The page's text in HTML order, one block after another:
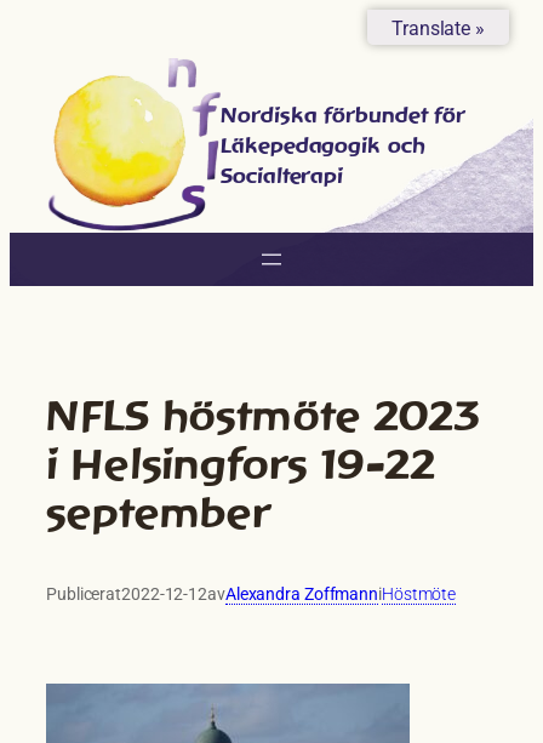
innehåll
Nordiska förbundet för
Läkepedagogik och
Socialterapi
NFLS höstmöte 2023
i Helsingfors 19-22
september
Publicerat2022-12-12avAlexandra ZoffmanniHöstmöte
Translate »